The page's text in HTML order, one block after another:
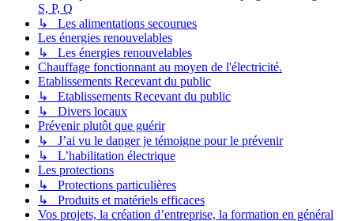
S, P, Q
↳ Les alimentations secourues
Les énergies renouvelables
↳ Les énergies renouvelables
Chauffage fonctionnant au moyen de l'électricité.
Etablissements Recevant du public
↳ Etablissements Recevant du public
↳ Divers locaux
Prévenir plutôt que guérir
↳ J’ai vu le danger je témoigne pour le prévenir
↳ L’habilitation électrique
Les protections
↳ Protections particulières
↳ Produits et matériels efficaces
Vos projets, la création d’entreprise, la formation en général